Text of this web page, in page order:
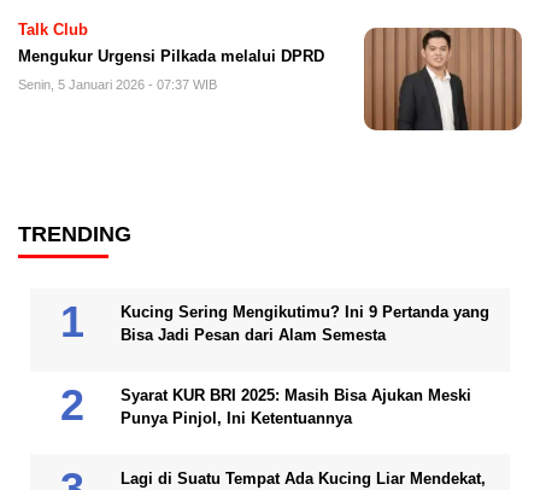
Talk Club
Mengukur Urgensi Pilkada melalui DPRD
Senin, 5 Januari 2026 - 07:37 WIB
TRENDING
Kucing Sering Mengikutimu? Ini 9 Pertanda yang
Bisa Jadi Pesan dari Alam Semesta
Syarat KUR BRI 2025: Masih Bisa Ajukan Meski
Punya Pinjol, Ini Ketentuannya
Lagi di Suatu Tempat Ada Kucing Liar Mendekat,